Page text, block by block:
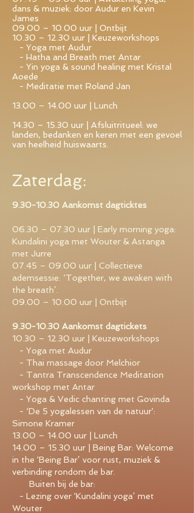
dans & muziek: door Audur en Kevin
James
09.00 – 10.00 uur | Ontbijt
10.30 – 12.30 uur | Keuzeworkshops
- Yoga met Audur
- Hatha and Breath met Antar
- Yin yoga & sound healing met Kristal
Aoede
- Meditatie met Roland Jan
13.00 – 14.00 uur | Lunch
14.30 – 15.30 uur | Afsluitritueel: we
landen, bedanken en keren met een gevoel
van heelheid huiswaarts.
Zaterdag:
9.30-10.30 Aankomst dagticktes
06.30 – 07.30 uur | Early morning yoga:
Kundalini yoga met Wouter & Astanga
met Jurre
07.45 – 09.00 uur | Collectieve
ademsessie: ‘Together, we awaken with
the breath’.
09.00 – 10.00 uur | Ontbijt
9.30-10.30 Aankomst dagtickets
10.30 – 12.30 uur | Keuzeworkshops
- Yoga met Audur
- Thai massage door Melchior
- Tantra Transcendence Meditation
workshop met Antar
- Yoga & Vedic chanting met Govinda
- ‘De 5 yogalessen van de natuur':
Simone Kramer
13.00 – 14.00 uur | Lunch
14.00 – 15.30 uur | Being Bar: Welcome
in the 'Being Bar’ voor rust, muziek &
verbinding rondom de bar.
Buiten bij de bar:
- Lezing over 'Kundalini yoga’ met
Wouter